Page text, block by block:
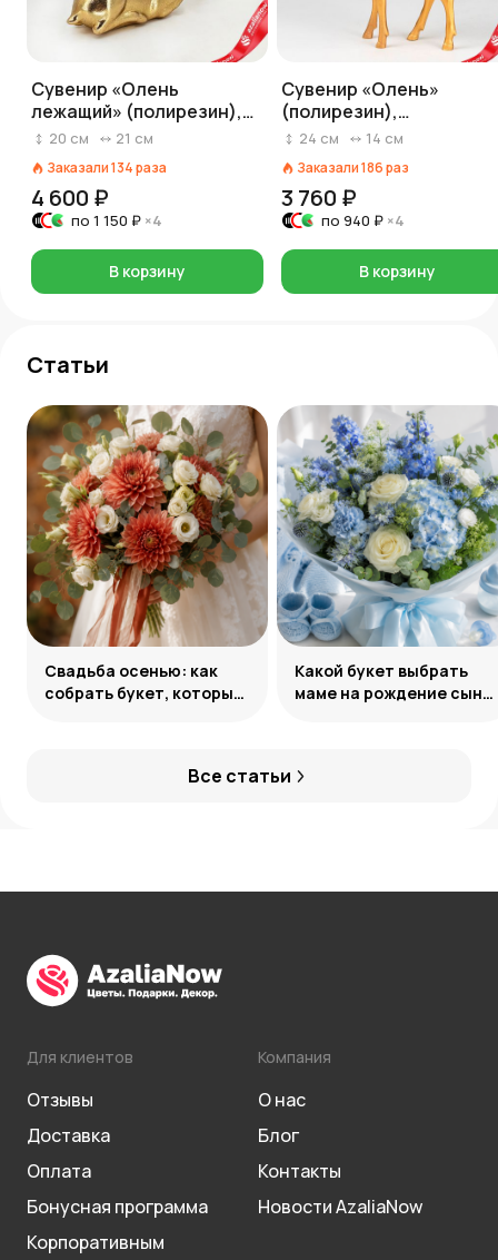
Сувенир «Олень
лежащий» (полирезин),
Н20,3х21х7,3см, золотой
20 см 21 см
Заказали134раза
4 600 ₽
по 1 150 ₽ ×4
В корзину
Сувенир «Олень»
(полирезин),
Н24х14х6,5см, в асс.,
24 см 14 см
Заказали186раз
3 760 ₽
по 940 ₽ ×4
В корзину
Статьи
Все статьи
Свадьба осенью: как
собрать букет, который
Какой букет выбрать
маме на рождение сына:
Для клиентов
Отзывы
Доставка
Оплата
Бонусная программа
Корпоративным
Компания
О нас
Блог
Контакты
Новости AzaliaNow